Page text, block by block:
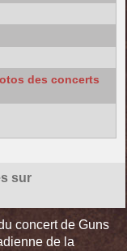
des concerts
sur
concert de Guns
de la